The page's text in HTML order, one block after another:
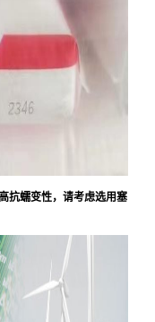
抗蠕变性，请考虑选用塞